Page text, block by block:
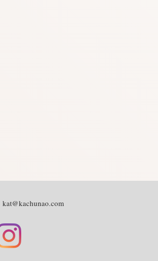
kat@kachunao.com